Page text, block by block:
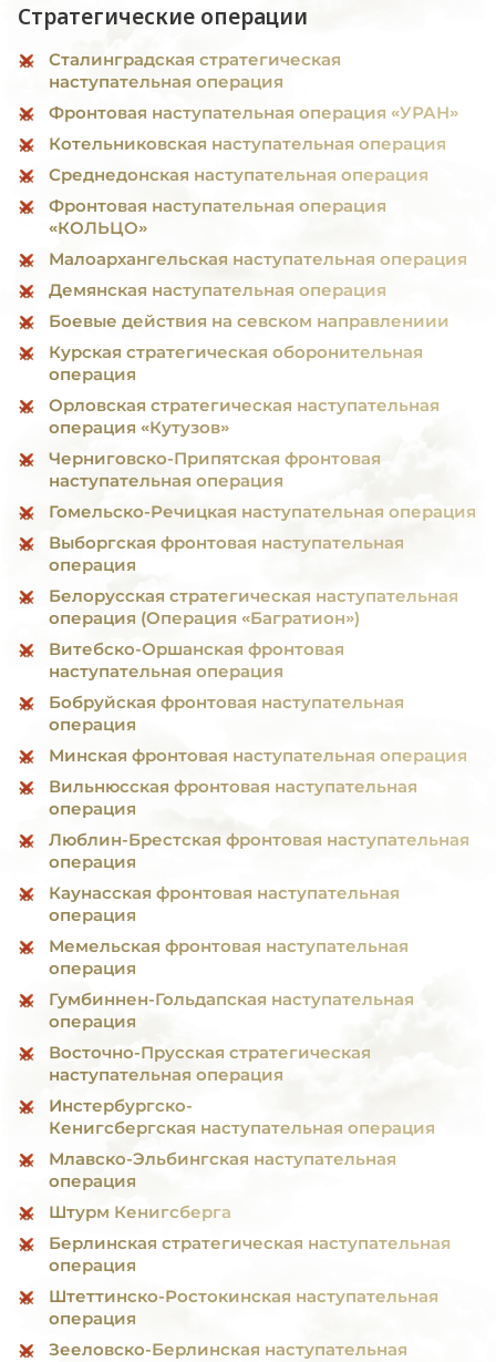
Стратегические операции
Сталинградская стратегическая
наступательная операция
Фронтовая наступательная операция «УРАН»
Котельниковская наступательная операция
Среднедонская наступательная операция
Фронтовая наступательная операция
«КОЛЬЦО»
Малоархангельская наступательная операция
Демянская наступательная операция
Боевые действия на севском направлениии
Курская стратегическая оборонительная
операция
Орловская стратегическая наступательная
операция «Кутузов»
Черниговско-Припятская фронтовая
наступательная операция
Гомельско-Речицкая наступательная операция
Выборгская фронтовая наступательная
операция
Белорусская стратегическая наступательная
операция (Операция «Багратион»)
Витебско-Оршанская фронтовая
наступательная операция
Бобруйская фронтовая наступательная
операция
Минская фронтовая наступательная операция
Вильнюсская фронтовая наступательная
операция
Люблин-Брестская фронтовая наступательная
операция
Каунасская фронтовая наступательная
операция
Мемельская фронтовая наступательная
операция
Гумбиннен-Гольдапская наступательная
операция
Восточно-Прусская стратегическая
наступательная операция
Инстербургско-
Кенигсбергская наступательная операция
Млавско-Эльбингская наступательная
операция
Штурм Кенигсберга
Берлинская стратегическая наступательная
операция
Штеттинско-Ростокинская наступательная
операция
Зееловско-Берлинская наступательная